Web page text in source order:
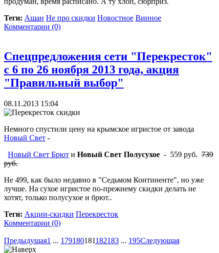
Теги: Ашан Не про скидки Новостное Винное
Комментарии (0)
Спецпредложения сети "Перекресток"
с 6 по 26 ноября 2013 года, акция
"Правильный выбор"
08.11.2013 15:04
Немного спустили цену на крымское игристое от завода
Новый Свет -
Новый Свет Брют и Новый Свет Полусухое - 559 руб. 739
руб.
Не 499, как было недавно в "Седьмом Континенте", но уже
лучше. На сухое игристое по-прежнему скидки делать не
хотят, только полусухое и брют..
Теги: Акции-скидки Перекресток
Комментарии (0)
Предыдущая1 ... 179180181182183 ... 195Следующая